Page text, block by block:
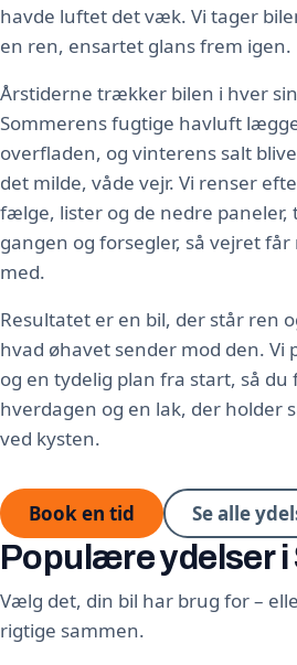
havde luftet det væk. Vi tager
en ren, ensartet glans frem igen.
Årstiderne trækker bilen i hver
Sommerens fugtige havluft
overfladen, og vinterens salt
det milde, våde vejr. Vi renser
fælge, lister og de nedre paneler,
gangen og forsegler, så vejret
med.
Resultatet er en bil, der står ren
hvad øhavet sender mod den. Vi
og en tydelig plan fra start, så du
hverdagen og en lak, der holder
ved kysten.
Book en tid Se alle
Populære ydelser i
Vælg det, din bil har brug for –
rigtige sammen.